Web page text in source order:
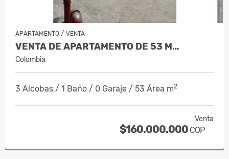
APARTAMENTO / VENTA
VENTA DE APARTAMENTO DE 53 M…
Colombia
3 Alcobas / 1 Baño / 0 Garaje / 53 Área m2
Venta
$160.000.000 COP